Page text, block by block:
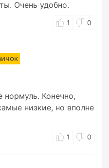
Очень удобно.
1 0
Конечно,
низкие, но вполне
1 0